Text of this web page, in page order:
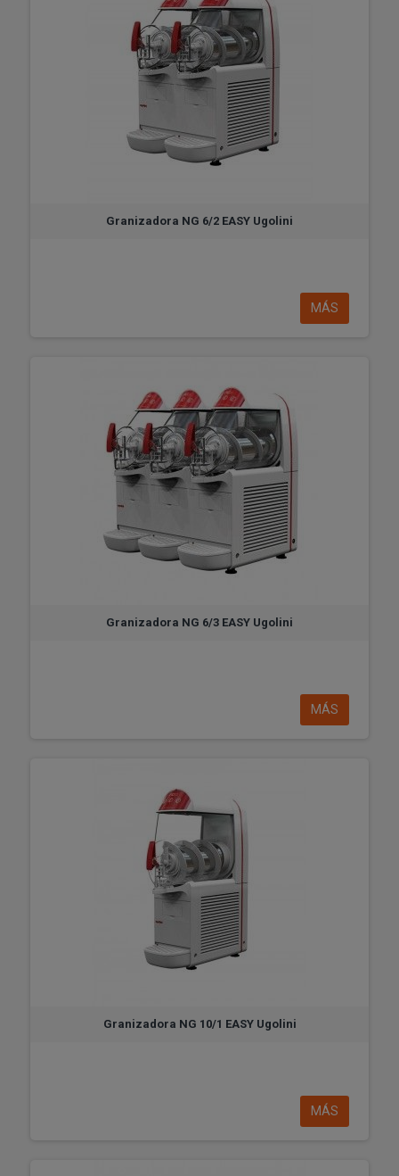
Granizadora NG 6/2 EASY Ugolini
MÁS
Granizadora NG 6/3 EASY Ugolini
MÁS
Granizadora NG 10/1 EASY Ugolini
MÁS